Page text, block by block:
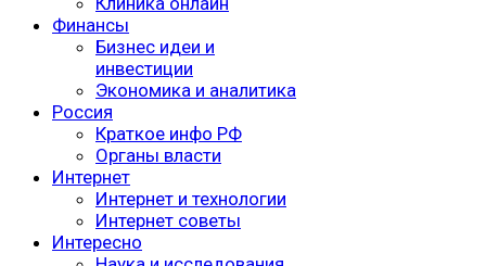
Финансы
Бизнес идеи и
инвестиции
Экономика и аналитика
Россия
Краткое инфо РФ
Органы власти
Интернет
Интернет и технологии
Интернет советы
Интересно